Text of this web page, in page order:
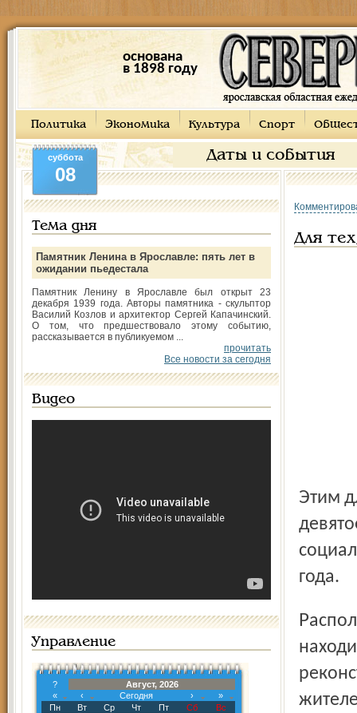
основана
в 1898 году
Политика Экономика Культура Спорт
Даты и события
суббота
08
Тема дня
Памятник Ленина в Ярославле: пять лет в
ожидании пьедестала
Памятник Ленину в Ярославле был открыт 23
декабря 1939 года. Авторы памятника - скульптор
Василий Козлов и архитектор Сергей Капачинский.
О том, что предшествовало этому событию,
рассказывается в публикуемом ...
прочитать
Все новости за сегодня
Видео
Управление
?
Август, 2026
«
‹ Сегодня ›
»
Пн
Вт Ср Чт Пт Сб
Вс
Для
Этим длинным названием решено наделить очередное,
года.
Располагается он в бывшей начальной школе, которая